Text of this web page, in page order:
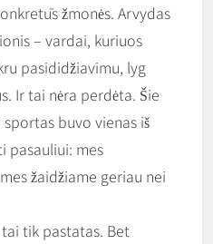
žmonės. Arvydas
– vardai, kuriuos
pasididžiavimu, lyg
Ir tai nėra perdėta. Šie
buvo vienas iš
pasauliui: mes
žaidžiame geriau nei
tik pastatas. Bet